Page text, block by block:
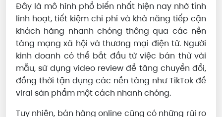
Đây là mô hình phổ biến nhất hiện nay nhờ tính
linh hoạt, tiết kiệm chi phí và khả năng tiếp cận
khách hàng nhanh chóng thông qua các nền
tảng mạng xã hội và thương mại điện tử. Người
kinh doanh có thể bắt đầu từ việc bán thử vài
mẫu, sử dụng video review để tăng chuyển đổi,
đồng thời tận dụng các nền tảng như TikTok để
viral sản phẩm một cách nhanh chóng.
Tuy nhiên, bán hàng online cũng có những rủi ro